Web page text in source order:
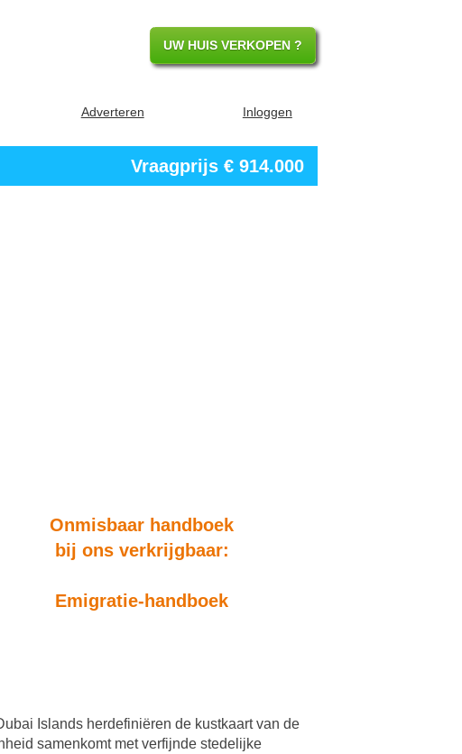
UW HUIS VERKOPEN ?
Adverteren Inloggen
Vraagprijs € 914.000
Onmisbaar handboek
bij ons verkrijgbaar:
Emigratie-handboek
Islands herdefiniëren de kustkaart van de
samenkomt met verfijnde stedelijke